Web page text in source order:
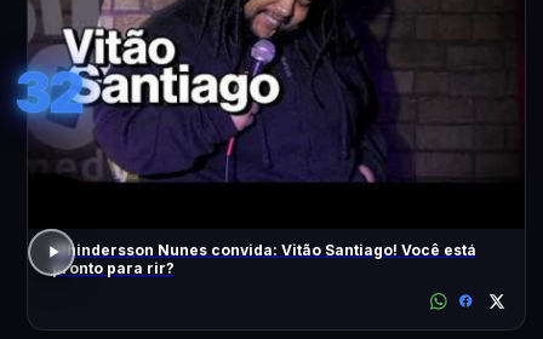
32
Whindersson Nunes convida: Vitão Santiago! Você está
pronto para rir?